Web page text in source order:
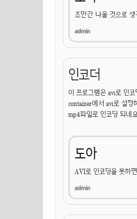
조만간 나올 것으로
인코더
이 프로그램은 avi로 인
container에서 avi로 설정
mp4파일로 인코딩 되네
도아
AVI로 인코딩을 못하